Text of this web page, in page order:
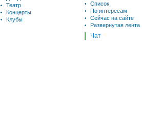
Театр
Концерты
Клубы
Список
По интересам
Сейчас на сайте
Развернутая лента
Чат